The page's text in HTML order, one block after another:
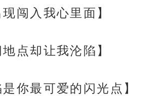
现闯入我心里面】
地点却让我沦陷】
是你最可爱的闪光点】